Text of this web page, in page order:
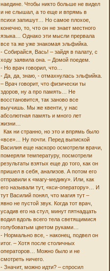
наедине. Чтобы никто больше не видел
и не слышал, а то еще и впрямь в
психи запишут… Но самое плохое,
конечно, то, что он не знает местного
языка… Однако эти мысли прервала
все та же уже знакомая эльфийка.
- Собирайся, Вась! – зайдя в палату, с
ходу заявила она. – Домой поедем.
- Но врач говорил, что…
- Да, да, знаю, - отмахнулась эльфийка.
– Врач говорит, что физически ты
здоров, ну а про память… Не
восстановится, так заново все
выучишь. Мы же квенти, у нас
абсолютная память и много лет
жизни…
Как ни странно, но это и впрямь было
«все»… Ну почти. Перед выпиской
Василия еще наскоро осмотрели врачи,
померяли температуру, посмотрели
результаты взятых еще до того, как он
пришел в себя, анализов. А потом его
отправили к «магу-медику». Или, как
его называли тут, «кси-оператору»… И
тут Василий понял, что магия тут –
явно не пустой звук. Когда тот врач,
усадив его на стул, минут пятнадцать
водил вдоль всего тела светящимися
голубоватым цветом руками…
- Нормально все, - наконец, подвел он
итог. – Хотя после столичных
операторов… Можно было и не
смотреть ничего.
- Значит, можно идти? – спросил